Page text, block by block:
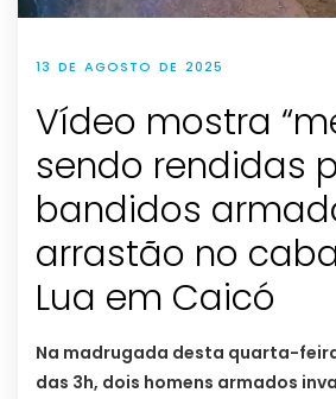
13 DE AGOSTO DE 2025
Vídeo mostra
sendo rendidas
bandidos
arrastão no
Lua em Caicó
Na madrugada desta quarta-
das 3h, dois homens armados